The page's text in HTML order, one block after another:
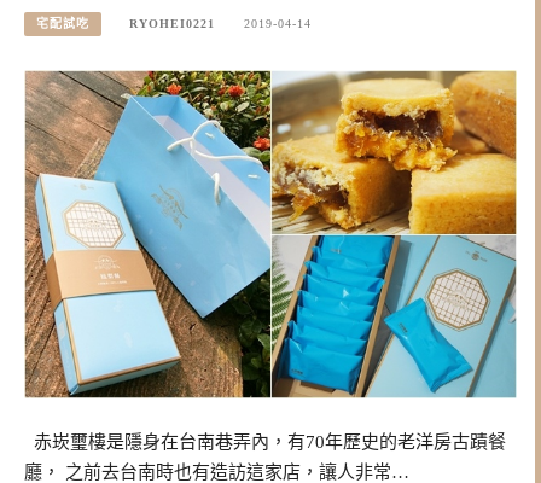
宅配試吃 RYOHEI0221 2019-04-14
赤崁璽樓是隱身在台南巷弄內，有70年歷史的老洋房古蹟餐
廳， 之前去台南時也有造訪這家店，讓人非常…